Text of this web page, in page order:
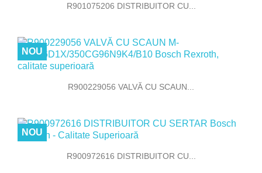
R901075206 DISTRIBUITOR CU...
R900229056 VALVĂ CU SCAUN...
NOU
R900972616 DISTRIBUITOR CU...
NOU